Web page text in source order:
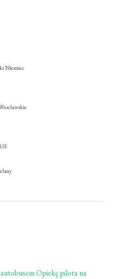
Niemiec
Opiekę pilota na